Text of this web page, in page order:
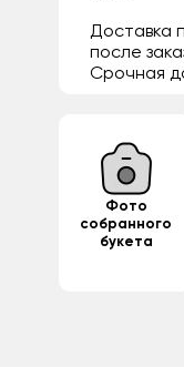
Доставка
после
Срочная
Фото
собранного
букета